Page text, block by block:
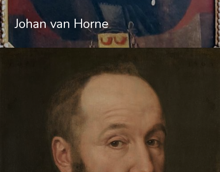
Johan van Horne